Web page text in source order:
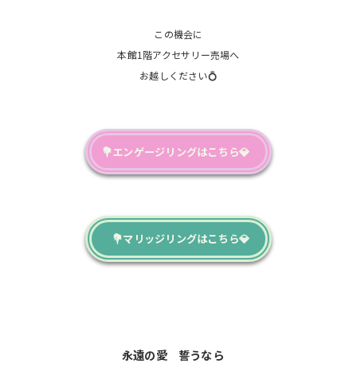
この機会に
本館1階アクセサリー売場へ
お越しください💍
💐エンゲージリングはこちら💎
💐マリッジリングはこちら💎
永遠の愛 誓うなら